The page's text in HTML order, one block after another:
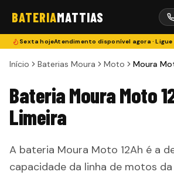
BATERIAMATTIAS
Sexta hojeAtendimento disponível agora ·
Início Baterias Moura Moto Moura
Bateria Moura Moto
Limeira
A bateria Moura Moto 12Ah é a
capacidade da linha de motos